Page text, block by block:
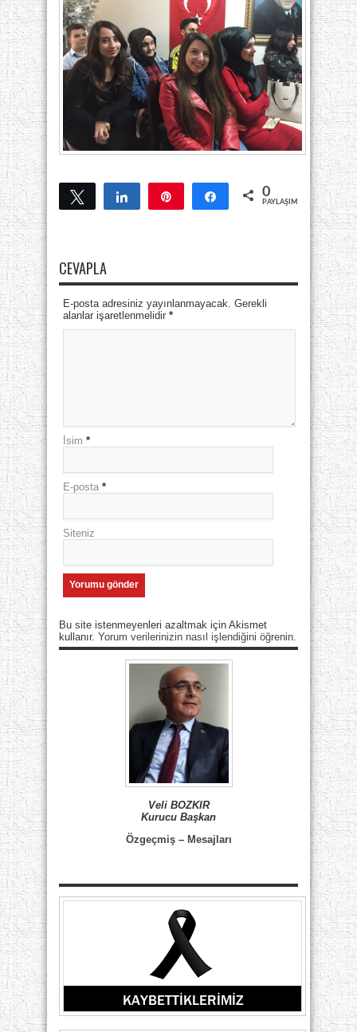
Tweetle Paylaş Paylaş 0
PAYLAŞIMLAR
CEVAPLA
E-posta adresiniz yayınlanmayacak. Gerekli
alanlar işaretlenmelidir *
İsim *
E-posta *
Siteniz
Bu site istenmeyenleri azaltmak için Akismet
kullanır. Yorum verilerinizin nasıl işlendiğini öğrenin.
Veli BOZKIR
Kurucu Başkan
Özgeçmiş– Mesajları